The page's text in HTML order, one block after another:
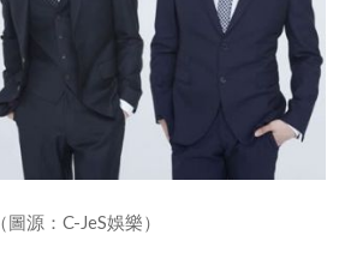
（圖源：C-JeS娛樂）